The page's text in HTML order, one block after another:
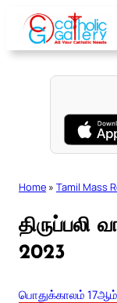
content
Home » Tamil Mass
2023
பொதுக்காலம் 17ஆம்